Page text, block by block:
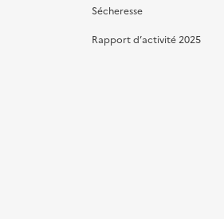
Sécheresse
Rapport d’activité 2025